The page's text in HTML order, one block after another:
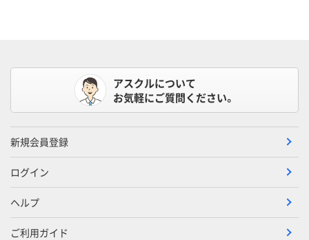
アスクルについて
お気軽にご質問ください。
新規会員登録
ログイン
ヘルプ
ご利用ガイド